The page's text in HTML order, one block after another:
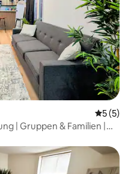
5 (5)
| Gruppen & Familien |